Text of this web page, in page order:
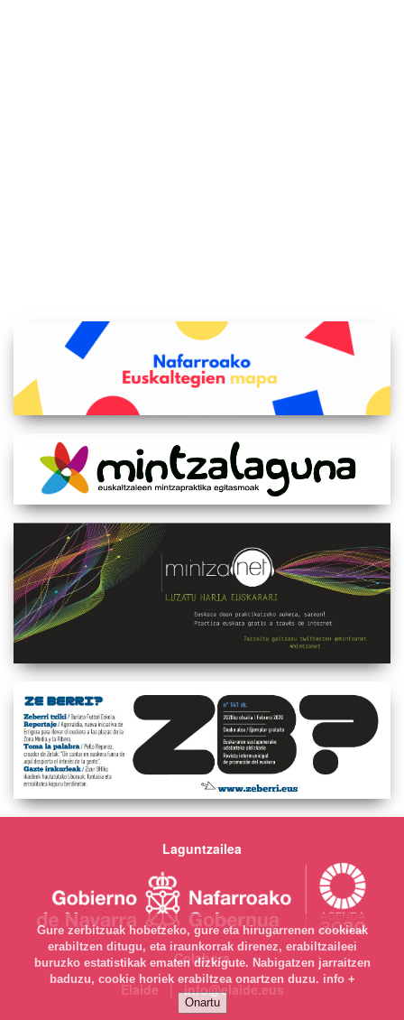
Laguntzailea
Colabora
Elaide | info@elaide.eus
Gure zerbitzuak hobetzeko, gure eta hirugarrenen cookieak
erabiltzen ditugu, eta iraunkorrak direnez, erabiltzaileei
buruzko estatistikak ematen dizkigute. Nabigatzen jarraitzen
baduzu, cookie horiek erabiltzea onartzen duzu. info +